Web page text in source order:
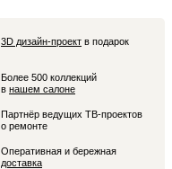
3D дизайн-проект в подарок
Более 500 коллекций
в нашем салоне
Партнёр ведущих ТВ-проектов
о ремонте
Оперативная и бережная
доставка